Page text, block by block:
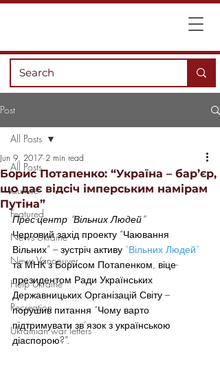
Post
All Posts
Culture
Featured
News Ukraine
News Vancouver
Help Ukraine
Recreation
Ukrainian war letters
All Posts
Борис Потапенко: “Україна – бар’єр,
що дає відсіч імперським намірам
Путіна”
Jun 9, 2017 2 min read
Прес-центр “Вільних Людей”
Черговий захід проекту “Чаювання
Вільних” – зустріч активу “Вільних Людей”
та МНК з Борисом Потапенком, віце-
президентом Ради Українських
Державницьких Організацій Світу –
порушив питання “Чому варто
підтримувати зв’язок з українською
діаспорою?”.